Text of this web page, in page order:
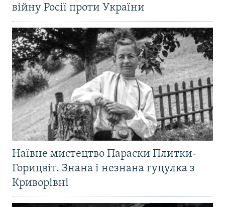
війну Росії проти України
Наївне мистецтво Параски Плитки-
Горицвіт. Знана і незнана гуцулка з
Криворівні